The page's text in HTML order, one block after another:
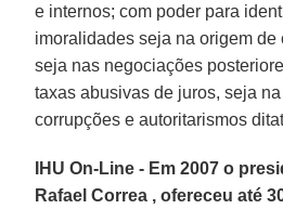
e internos; com poder para
imoralidades seja na origem de
seja nas negociações
taxas abusivas de juros, seja
corrupções e autoritarismos
IHU On-Line - Em 2007 o
Rafael Correa , ofereceu até